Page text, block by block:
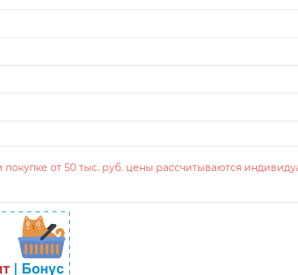
от 50 тыс. руб. цены рассчитываются